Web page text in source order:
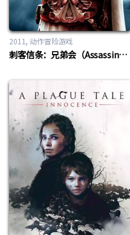
2011 动作冒险游戏
刺客信条：兄弟会（Assassin’s Creed Brotherhood）